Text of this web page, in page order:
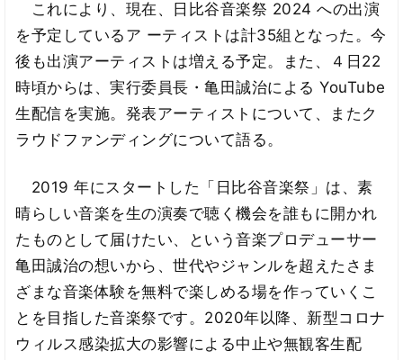
これにより、現在、日比谷音楽祭 2024 への出演
を予定しているア ーティストは計35組となった。今
後も出演アーティストは増える予定。また、４日22
時頃からは、実行委員長・亀田誠治による YouTube
生配信を実施。発表アーティストについて、またク
ラウドファンディングについて語る。
2019 年にスタートした「日比谷音楽祭」は、素
晴らしい音楽を生の演奏で聴く機会を誰もに開かれ
たものとして届けたい、という音楽プロデューサー
亀田誠治の想いから、世代やジャンルを超えたさま
ざまな音楽体験を無料で楽しめる場を作っていくこ
とを目指した音楽祭です。2020年以降、新型コロナ
ウィルス感染拡大の影響による中止や無観客生配